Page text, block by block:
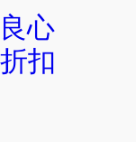
心
扣